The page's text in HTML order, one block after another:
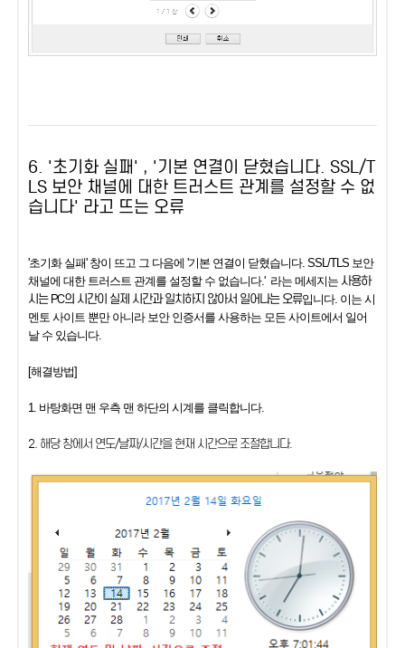
6. '초기화 실패' , '기본 연결이 닫혔습니다. SSL/T
LS 보안 채널에 대한 트러스트 관계를 설정할 수 없
습니다' 라고 뜨는 오류
'초기화 실패' 창이 뜨고 그 다음에 '기본 연결이 닫혔습니다. SSL/TLS 보안
채널에 대한 트러스트 관계를 설정할 수 없습니다.' 라는 메세지는 사용하
시는 PC의 시간이 실제 시간과 일치하지 않아서 일어나는 오류입니다. 이는 시
멘토 사이트 뿐만 아니라 보안 인증서를 사용하는 모든 사이트에서 일어
날 수 있습니다.
[해결방법]
1. 바탕화면 맨 우측 맨 하단의 시계를 클릭합니다.
2. 해당 창에서 연도/날짜/시간을 현재 시간으로 조절합니다.